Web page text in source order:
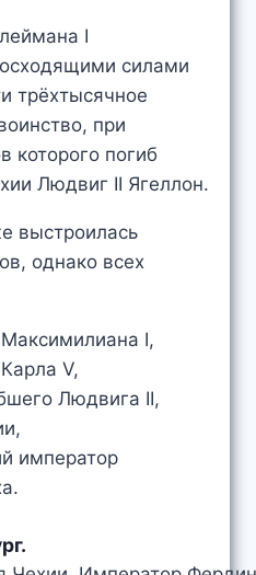
I
силами
трёхтысячное
при
которого погиб
Людвиг II Ягеллон.
выстроилась
однако всех
I,
V,
Людвига II,
император